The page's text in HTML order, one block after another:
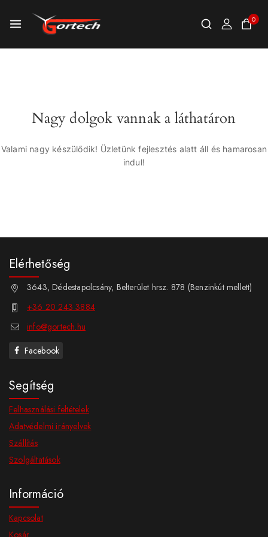
0
Nagy dolgok vannak a láthatáron
Valami nagy készülődik! Üzletünk fejlesztés alatt áll és hamarosan
indul!
Elérhetőség
3643, Dédestapolcsány, Belterület hrsz. 878 (Benzinkút mellett)
+36 20 243 3884
info@gortech.hu
Facebook
Segítség
Felhasználási feltételek
Adatvédelmi irányelvek
Szállítás
Szolgáltatások
Információ
Kapcsolat